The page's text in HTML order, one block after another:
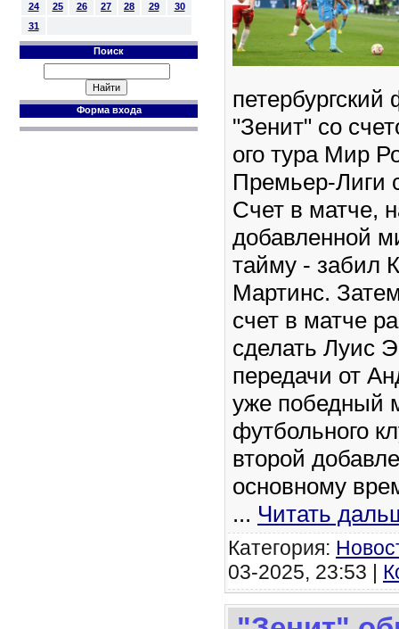
24
25 26 27 28 29
30
31
Поиск
Форма входа
"Зенит" со
ого тура Мир
Премьер-Лиги
Счет в матче,
добавленной
тайму - забил
Мартинс.
счет в матче
сделать Луис
передачи от
уже победный
футбольного
второй
основному
... Читать
Категория:
03-2025, 23:53 |